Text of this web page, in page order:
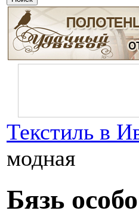
Текстиль в
модная
Бязь